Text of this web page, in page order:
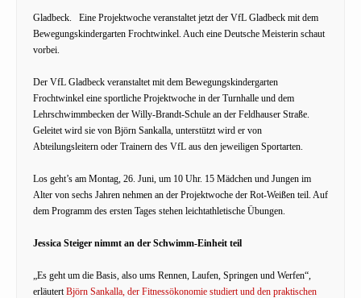
Gladbeck. Eine Projektwoche veranstaltet jetzt der VfL Gladbeck mit dem
Bewegungskindergarten Frochtwinkel. Auch eine Deutsche Meisterin schaut
vorbei.
Der VfL Gladbeck veranstaltet mit dem Bewegungskindergarten
Frochtwinkel eine sportliche Projektwoche in der Turnhalle und dem
Lehrschwimmbecken der Willy-Brandt-Schule an der Feldhauser Straße.
Geleitet wird sie von Björn Sankalla, unterstützt wird er von
Abteilungsleitern oder Trainern des VfL aus den jeweiligen Sportarten.
Los geht’s am Montag, 26. Juni, um 10 Uhr. 15 Mädchen und Jungen im
Alter von sechs Jahren nehmen an der Projektwoche der Rot-Weißen teil. Auf
dem Programm des ersten Tages stehen leichtathletische Übungen.
Jessica Steiger nimmt an der Schwimm-Einheit teil
„Es geht um die Basis, also ums Rennen, Laufen, Springen und Werfen“,
erläutert Björn Sankalla, der Fitnessökonomie studiert und den praktischen